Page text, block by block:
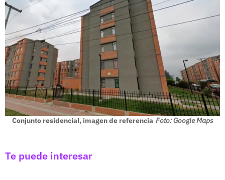
Conjunto residencial, imagen de referencia Foto: Google Maps
Te puede interesar